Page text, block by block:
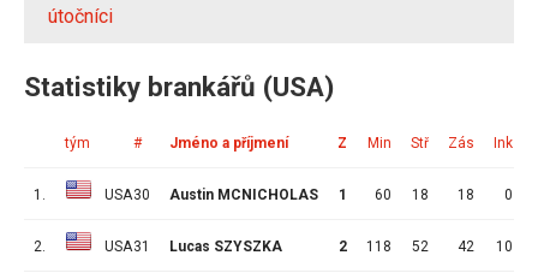
útočníci
Statistiky brankářů (USA)
tým # Jméno a příjmení Z Min Stř Zás Ink
1. USA30 Austin MCNICHOLAS 1 60 18 18 0
2. USA31 Lucas SZYSZKA 2 118 52 42 10